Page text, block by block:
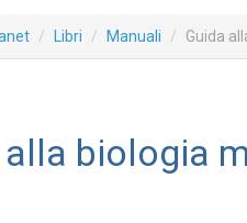
Libri Manuali Guida
alla biologia